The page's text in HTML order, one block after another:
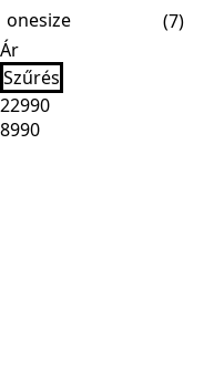
onesize
(7)
Ár
Szűrés